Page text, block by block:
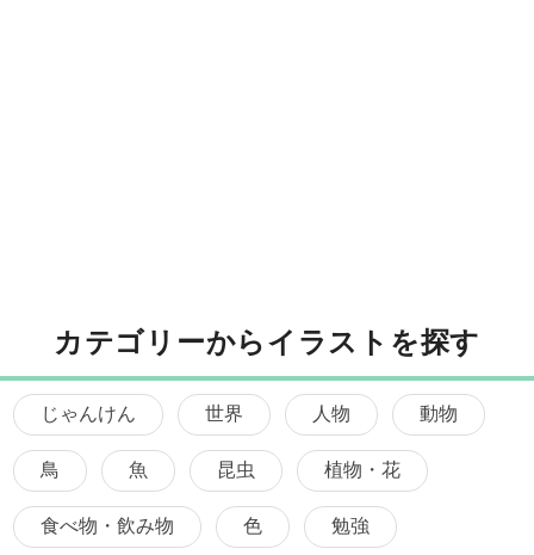
カテゴリーからイラストを探す
じゃんけん 世界 人物 動物
鳥 魚 昆虫 植物・花
食べ物・飲み物 色 勉強